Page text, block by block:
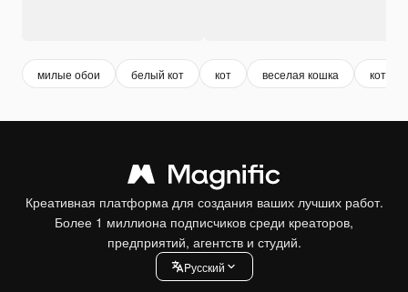
милые обои белый кот кот веселая кошка
Креативная платформа для создания ваших лучших работ.
Более 1 миллиона подписчиков среди креаторов,
предприятий, агентств и студий.
Pусский